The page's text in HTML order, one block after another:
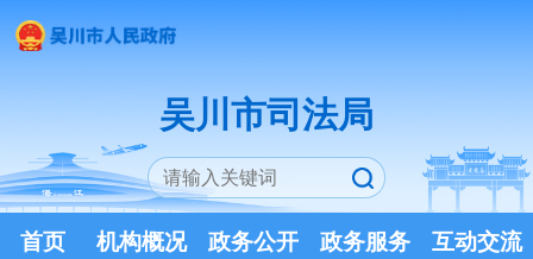
吴川市司法局
首页 机构概况 政务公开 政务服务 互动交流